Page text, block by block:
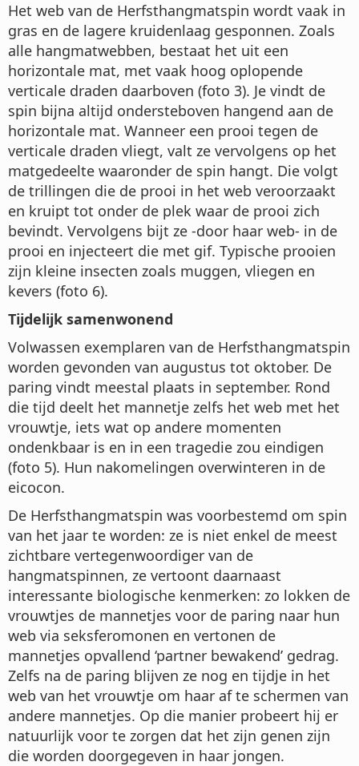
Het web van de Herfsthangmatspin wordt vaak in
gras en de lagere kruidenlaag gesponnen. Zoals
alle hangmatwebben, bestaat het uit een
horizontale mat, met vaak hoog oplopende
verticale draden daarboven (foto 3). Je vindt de
spin bijna altijd ondersteboven hangend aan de
horizontale mat. Wanneer een prooi tegen de
verticale draden vliegt, valt ze vervolgens op het
matgedeelte waaronder de spin hangt. Die volgt
de trillingen die de prooi in het web veroorzaakt
en kruipt tot onder de plek waar de prooi zich
bevindt. Vervolgens bijt ze -door haar web- in de
prooi en injecteert die met gif. Typische prooien
zijn kleine insecten zoals muggen, vliegen en
kevers (foto 6).
Tijdelijk samenwonend
Volwassen exemplaren van de Herfsthangmatspin
worden gevonden van augustus tot oktober. De
paring vindt meestal plaats in september. Rond
die tijd deelt het mannetje zelfs het web met het
vrouwtje, iets wat op andere momenten
ondenkbaar is en in een tragedie zou eindigen
(foto 5). Hun nakomelingen overwinteren in de
eicocon.
De Herfsthangmatspin was voorbestemd om spin
van het jaar te worden: ze is niet enkel de meest
zichtbare vertegenwoordiger van de
hangmatspinnen, ze vertoont daarnaast
interessante biologische kenmerken: zo lokken de
vrouwtjes de mannetjes voor de paring naar hun
web via seksferomonen en vertonen de
mannetjes opvallend ‘partner bewakend’ gedrag.
Zelfs na de paring blijven ze nog en tijdje in het
web van het vrouwtje om haar af te schermen van
andere mannetjes. Op die manier probeert hij er
natuurlijk voor te zorgen dat het zijn genen zijn
die worden doorgegeven in haar jongen.